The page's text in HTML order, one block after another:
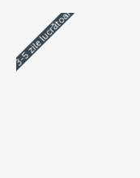
3-5 zile lucrătoare